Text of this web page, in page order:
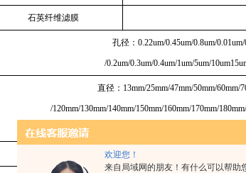
欢迎您！
来自局域网的朋友！有什么可以帮助
石英纤维滤膜
孔径：0.22um/0.45um/0.8um/
/0.2um/0.3um/0.4um/1um/5um/
直径：13mm/25mm/47mm/50mm/60mm/
/120mm/130mm/140mm/150mm/160mm/170mm/